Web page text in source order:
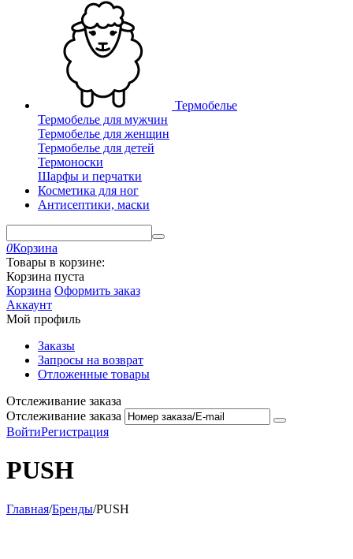
Термобелье
Термобелье для мужчин
Термобелье для женщин
Термобелье для детей
Термоноски
Шарфы и перчатки
Косметика для ног
Антисептики, маски
0Корзина
Товары в корзине:
Корзина пуста
Корзина Оформить заказ
Аккаунт
Мой профиль
Заказы
Запросы на возврат
Отложенные товары
Отслеживание заказа
Отслеживание заказа
ВойтиРегистрация
PUSH
Главная/Бренды/PUSH